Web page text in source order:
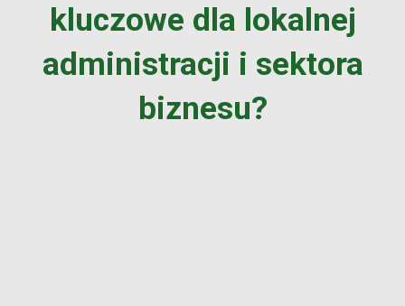
kluczowe dla lokalnej
administracji i sektora
biznesu?